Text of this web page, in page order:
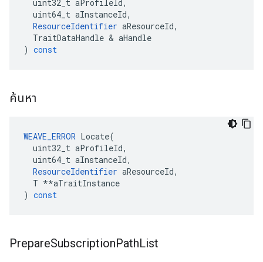
uint32_t aProfileId,
uint64_t aInstanceId,
ResourceIdentifier aResourceId,
TraitDataHandle & aHandle
) const
ค้นหา
WEAVE_ERROR Locate(
uint32_t aProfileId,
uint64_t aInstanceId,
ResourceIdentifier aResourceId,
T **aTraitInstance
) const
PrepareSubscriptionPathList